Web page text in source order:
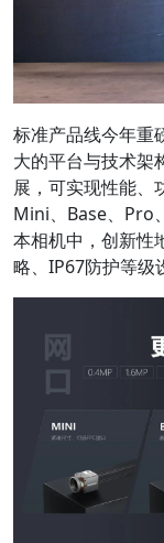
标准产品线今年重
大的平台与技术架
展，可实现性能、
Mini、Base、Pro
本相机中，创新性
略、IP67防护等级